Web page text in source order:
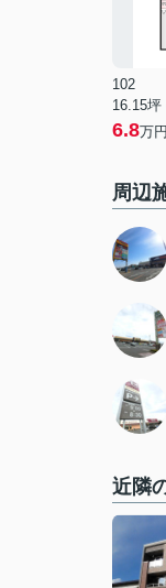
102
16.15坪
6.8万
周辺
近隣